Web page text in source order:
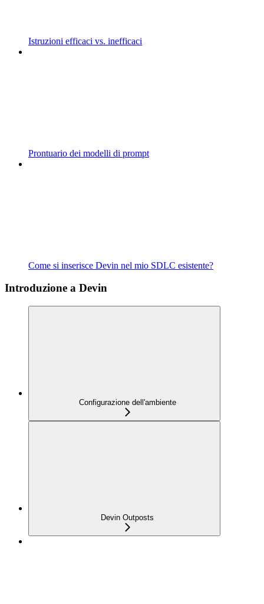
Istruzioni efficaci vs. inefficaci
Prontuario dei modelli di prompt
Come si inserisce Devin nel mio SDLC esistente?
Introduzione a Devin
Configurazione dell'ambiente
Devin Outposts